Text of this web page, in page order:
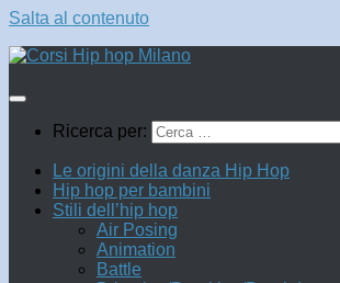
Salta al contenuto
Ricerca per:
Le origini della danza Hip Hop
Hip hop per bambini
Stili dell’hip hop
Air Posing
Animation
Battle